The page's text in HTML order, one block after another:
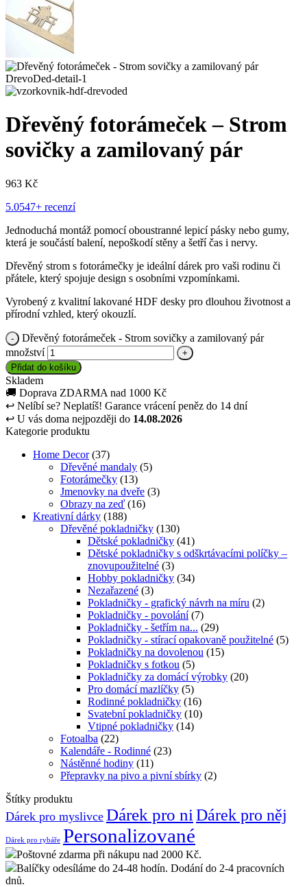
Dřevěný fotorámeček – Strom
sovičky a zamilovaný pár
963 Kč
5.0547+ recenzí
Jednoduchá montáž pomocí oboustranné lepicí pásky nebo gumy,
která je součástí balení, nepoškodí stěny a šetří čas i nervy.
Dřevěný strom s fotorámečky je ideální dárek pro vaši rodinu či
přátele, který spojuje design s osobními vzpomínkami.
Vyrobený z kvalitní lakované HDF desky pro dlouhou životnost a
přírodní vzhled, který okouzlí.
Dřevěný fotorámeček - Strom sovičky a zamilovaný pár
množství
Přidat do košíku
Skladem
🚚 Doprava ZDARMA nad 1000 Kč
↩ Nelíbí se? Neplatíš! Garance vrácení peněz do 14 dní
↩ U vás doma nejpozději do 14.08.2026
Kategorie produktu
Home Decor (37)
Dřevěné mandaly (5)
Fotorámečky (13)
Jmenovky na dveře (3)
Obrazy na zeď (16)
Kreativní dárky (188)
Dřevěné pokladničky (130)
Dětské pokladničky (41)
Dětské pokladničky s odškrtávacími políčky –
znovupoužitelné (3)
Hobby pokladničky (34)
Nezařazené (3)
Pokladničky - grafický návrh na míru (2)
Pokladničky - povolání (7)
Pokladničky - šetřím na... (29)
Pokladničky - stírací opakovaně použitelné (5)
Pokladničky na dovolenou (15)
Pokladničky s fotkou (5)
Pokladničky za domácí výrobky (20)
Pro domácí mazlíčky (5)
Rodinné pokladničky (16)
Svatební pokladničky (10)
Vtipné pokladničky (14)
Fotoalba (22)
Kalendáře - Rodinné (23)
Nástěnné hodiny (11)
Přepravky na pivo a pivní sbírky (2)
Štítky produktu
Dárek pro myslivce Dárek pro ni Dárek pro něj
Dárek pro rybáře Personalizované
Poštovné zdarma při nákupu nad 2000 Kč.
Balíčky odesíláme do 24-48 hodín. Dodání do 2-4 pracovních
dnů.